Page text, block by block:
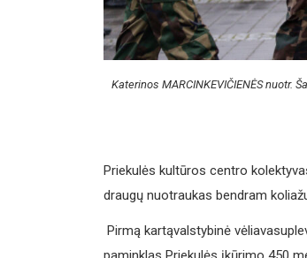
Katerinos MARCINKEVIČIENĖS nuotr.
Priekulės kultūros centro
draugų nuotraukas bendram
Pirmą kartąvalstybinė